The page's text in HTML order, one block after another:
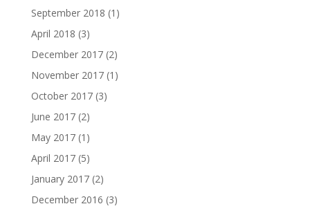
September 2018 (1)
April 2018 (3)
December 2017(2)
November 2017(1)
October 2017(3)
June 2017(2)
May 2017(1)
April 2017(5)
January 2017(2)
December 2016 (3)